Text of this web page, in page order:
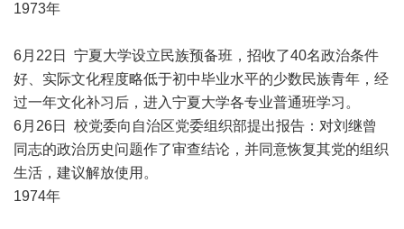
1973年
6月22日 宁夏大学设立民族预备班，招收了40名政治条件
好、实际文化程度略低于初中毕业水平的少数民族青年，经
过一年文化补习后，进入宁夏大学各专业普通班学习。
6月26日 校党委向自治区党委组织部提出报告：对刘继曾
同志的政治历史问题作了审查结论，并同意恢复其党的组织
生活，建议解放使用。
1974年